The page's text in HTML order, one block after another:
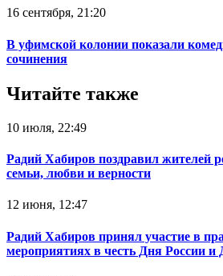
16 сентября, 21:20
В уфимской колонии показали
сочинения
Читайте также
10 июля, 22:49
Радий Хабиров поздравил жителей
семьи, любви и верности
12 июня, 12:47
Радий Хабиров принял участие в
мероприятиях в честь Дня России